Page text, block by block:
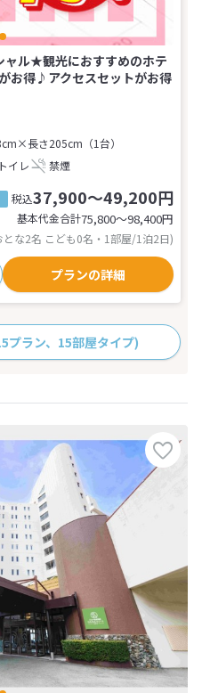
ャル★観光におすすめのホテ
お得♪アクセスセットがお得
長さ205cm（1台）
トイレ 禁煙
税込37,900～49,200円
基本代金合計75,800〜98,400円
とな2名 こども0名・1部屋/1泊2日)
プランの詳細
プラン、15部屋タイプ)